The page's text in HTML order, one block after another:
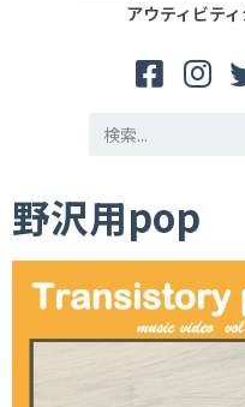
アウティビテ
野沢用pop